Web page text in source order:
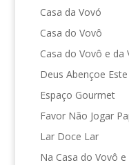
Casa da Vovó
Casa do Vovô
Casa do Vovô e da
Deus Abençoe
Espaço Gourmet
Favor Não Jogar
Lar Doce Lar
Na Casa do Vovô